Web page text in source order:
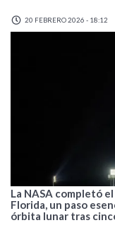
20 FEBRERO 2026 - 18:12
La NASA completó
Florida, un paso
órbita lunar tras